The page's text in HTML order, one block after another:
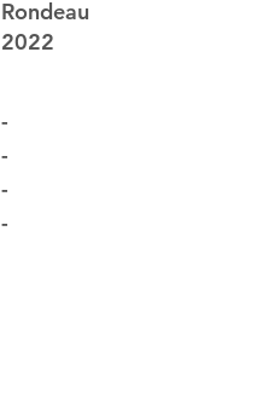
Rondeau
2022
-
-
-
-